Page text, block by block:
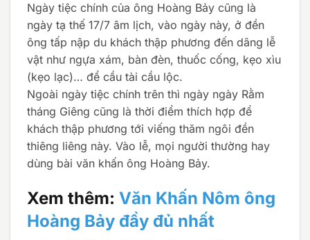
Ngày tiệc chính của ông Hoàng Bảy cũng là
ngày tạ thế 17/7 âm lịch, vào ngày này, ở đền
ông tấp nập du khách thập phương đến dâng lễ
vật như ngựa xám, bàn đèn, thuốc cống, kẹo xìu
(kẹo lạc)… để cầu tài cầu lộc.
Ngoài ngày tiệc chính trên thì ngày ngày Rằm
tháng Giêng cũng là thời điểm thích hợp để
khách thập phương tới viếng thăm ngôi đền
thiêng liêng này. Vào lễ, mọi người thường hay
dùng bài văn khấn ông Hoàng Bảy.
Xem thêm: Văn Khấn Nôm ông
Hoàng Bảy đầy đủ nhất